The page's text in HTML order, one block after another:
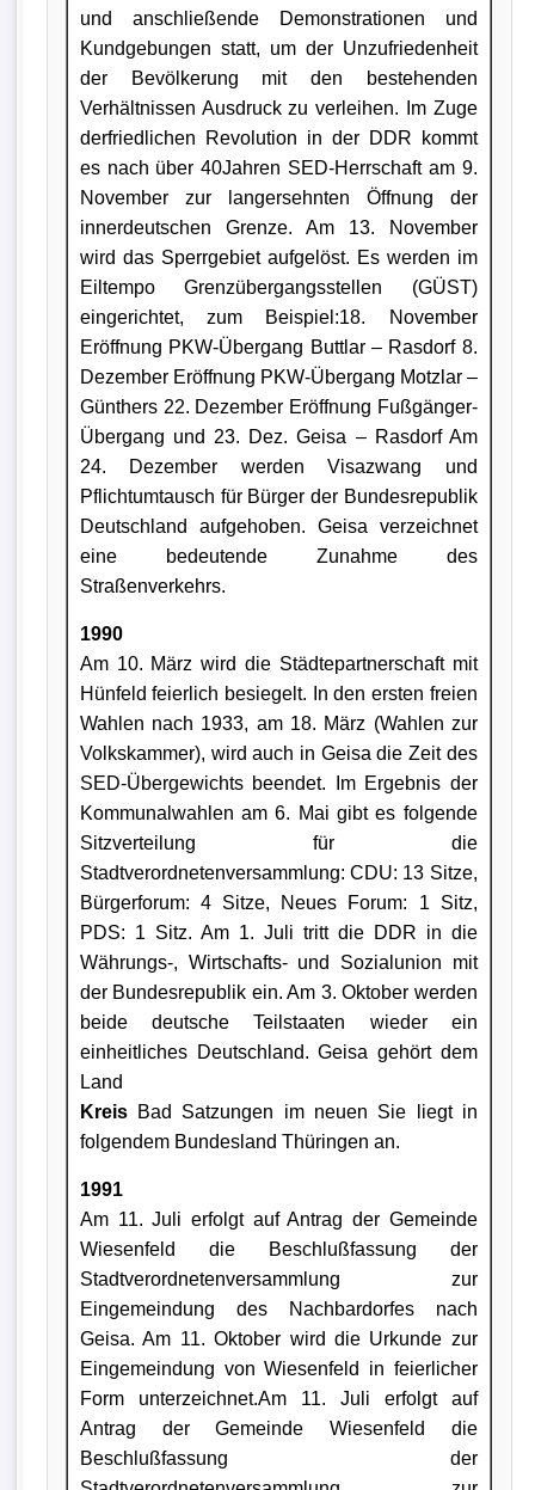
und anschließende Demonstrationen und
Kundgebungen statt, um der Unzufriedenheit
der Bevölkerung mit den bestehenden
Verhältnissen Ausdruck zu verleihen. Im Zuge
derfriedlichen Revolution in der DDR kommt
es nach über 40Jahren SED-Herrschaft am 9.
November zur langersehnten Öffnung der
innerdeutschen Grenze. Am 13. November
wird das Sperrgebiet aufgelöst. Es werden im
Eiltempo Grenzübergangsstellen (GÜST)
eingerichtet, zum Beispiel:18. November
Eröffnung PKW-Übergang Buttlar – Rasdorf 8.
Dezember Eröffnung PKW-Übergang Motzlar –
Günthers 22. Dezember Eröffnung Fußgänger-
Übergang und 23. Dez. Geisa – Rasdorf Am
24. Dezember werden Visazwang und
Pflichtumtausch für Bürger der Bundesrepublik
Deutschland aufgehoben. Geisa verzeichnet
eine bedeutende Zunahme des
Straßenverkehrs.
1990
Am 10. März wird die Städtepartnerschaft mit
Hünfeld feierlich besiegelt. In den ersten freien
Wahlen nach 1933, am 18. März (Wahlen zur
Volkskammer), wird auch in Geisa die Zeit des
SED-Übergewichts beendet. Im Ergebnis der
Kommunalwahlen am 6. Mai gibt es folgende
Sitzverteilung für die
Stadtverordnetenversammlung: CDU: 13 Sitze,
Bürgerforum: 4 Sitze, Neues Forum: 1 Sitz,
PDS: 1 Sitz. Am 1. Juli tritt die DDR in die
Währungs-, Wirtschafts- und So­zialunion mit
der Bundesrepublik ein. Am 3. Oktober werden
beide deutsche Teilstaaten wieder ein
einheitliches Deutschland. Geisa gehört dem
Land
KreisBad Satzungen im neuen Sie liegt in
folgendem Bundesland Thüringen an.
1991
Am 11. Juli erfolgt auf Antrag der Gemeinde
Wiesenfeld die Beschlußfassung der
Stadtverordnetenversammlung zur
Eingemeindung des Nachbardorfes nach
Geisa. Am 11. Oktober wird die Urkunde zur
Eingemeindung von Wiesenfeld in feierlicher
Form unterzeichnet.Am 11. Juli erfolgt auf
Antrag der Gemeinde Wiesenfeld die
Beschlußfassung der